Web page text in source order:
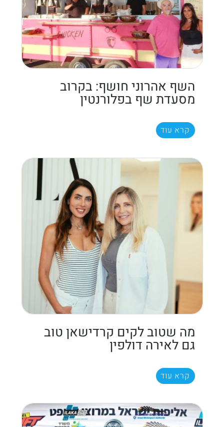
השף אהרוני חושף: בקרוב
מסעדת שף בפלורנטין
קרא עוד
מה שטוב לקים קרדישאן טוב
גם לאירה דולפין
קרא עוד